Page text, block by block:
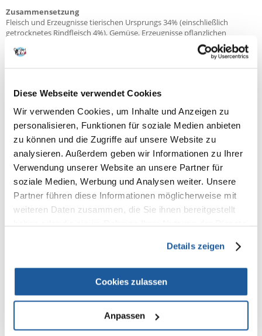
Diese Webseite verwendet Cookies
Wir verwenden Cookies, um Inhalte und Anzeigen zu
personalisieren, Funktionen für soziale Medien anbieten
zu können und die Zugriffe auf unsere Website zu
analysieren. Außerdem geben wir Informationen zu Ihrer
Verwendung unserer Website an unsere Partner für
soziale Medien, Werbung und Analysen weiter. Unsere
Partner führen diese Informationen möglicherweise mit
weiteren Daten zusammen, die Sie ihnen bereitgestellt
Details zeigen
Cookies zulassen
Anpassen
Zusammensetzung
Fleisch und Erzeugnisse tierischen Ursprungs 34% (einschließlich
getrocknetes Rindfleisch 4%), Gemüse, Erzeugnisse pflanzlichen
Ursprungs, Getreide (Reis), Öle und Fette (einschließlich Lachsöl 0,5%),
Mineralstoffe, Samen, Hefe.
Feuchtigkeit - 8%.
Zusatzstoffe: Nahrungsergänzungsmittel/kg:
Vitamin A - 30000 IU, Vitamin D3 - 1300 IU, Vitamin E - 100 mg, Zink
(Zinksulfat-Monohydrat) - 100 mg, Eisen (Eisen(II)-sulfat, Monohydrat) -
100 mg, Mangan (Mangan(II)-oxid) - 7,5 mg, Kupfer (Kupfer-(II)-sulfat-
Pentahydrat) - 7 mg, Jod (Calciumjodat wasserfrei) - 1,5 mg, Selen
(Natriumselenit) - 0,15 mg, Taurin - 1500 mg.
Technologische Zusatzstoffe:
natürliche Antioxidantien
Dosierungstabelle:
8-10 kg 110-130 g